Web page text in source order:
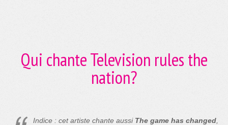
Qui chante Television rules the
nation?
Indice : cet artiste chante aussi The game has changed